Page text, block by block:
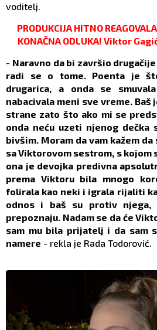
voditelj.
PRODUKCIJA HITNO
KONAČNA ODLUKA! Viktor
- Naravno da bi završio
radi se o tome. Poenta je
drugarica, a onda se
nabacivala meni sve vreme. Baš
strane zato što ako mi se
onda neću uzeti njenog
bivšim. Moram da vam kažem
sa Viktorovom sestrom, s kojom
ona je devojka predivna
prema Viktoru bila mnogo
folirala kao neki i igrala rijaliti
odnos i baš su protiv njega,
prepoznaju. Nadam se da će
sam mu bila prijatelj i da sam
namere - rekla je Rada Todorović.